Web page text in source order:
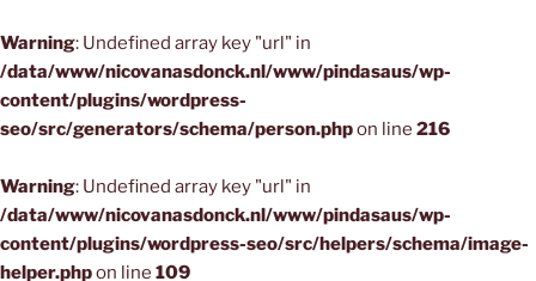
Warning: Undefined array key "url" in
/data/www/nicovanasdonck.nl/www/pindasaus/wp-
content/plugins/wordpress-
seo/src/generators/schema/person.phpon line 216
Warning: Undefined array key "url" in
/data/www/nicovanasdonck.nl/www/pindasaus/wp-
content/plugins/wordpress-seo/src/helpers/schema/image-
helper.phpon line 109